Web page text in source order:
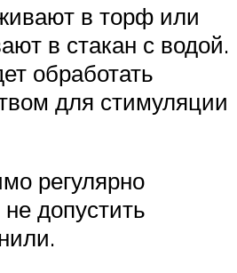
в торф или
в стакан с водой.
обработать
для стимуляции
регулярно
допустить